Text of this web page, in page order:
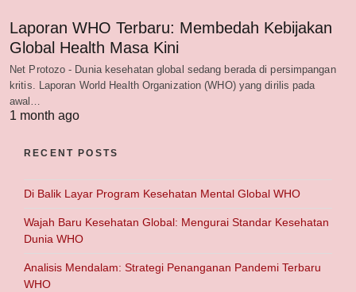
Laporan WHO Terbaru: Membedah Kebijakan
Global Health Masa Kini
Net Protozo - Dunia kesehatan global sedang berada di persimpangan
kritis. Laporan World Health Organization (WHO) yang dirilis pada
awal…
1 month ago
RECENT POSTS
Di Balik Layar Program Kesehatan Mental Global WHO
Wajah Baru Kesehatan Global: Mengurai Standar Kesehatan
Dunia WHO
Analisis Mendalam: Strategi Penanganan Pandemi Terbaru
WHO